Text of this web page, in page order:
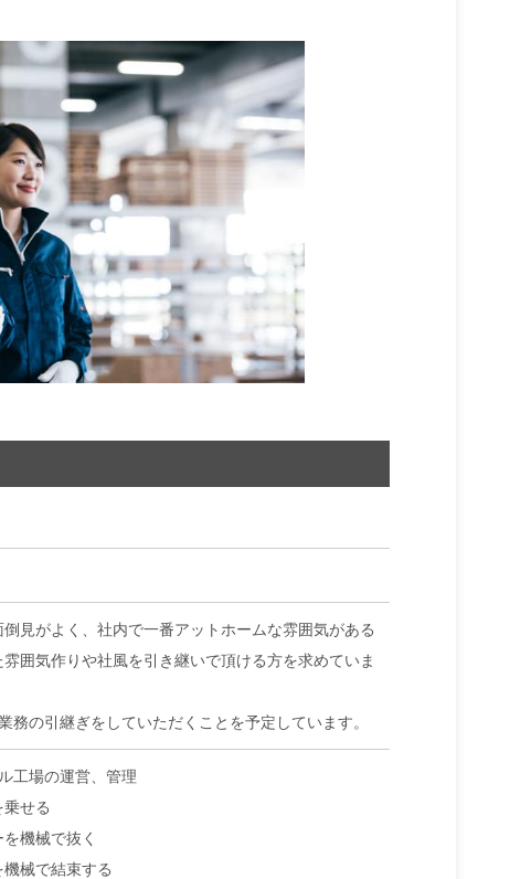
見がよく、社内で一番アットホームな雰囲気がある
囲気作りや社風を引き継いで頂ける方を求めていま
務の引継ぎをしていただくことを予定しています。
工場の運営、管理
せる
機械で抜く
械で結束する